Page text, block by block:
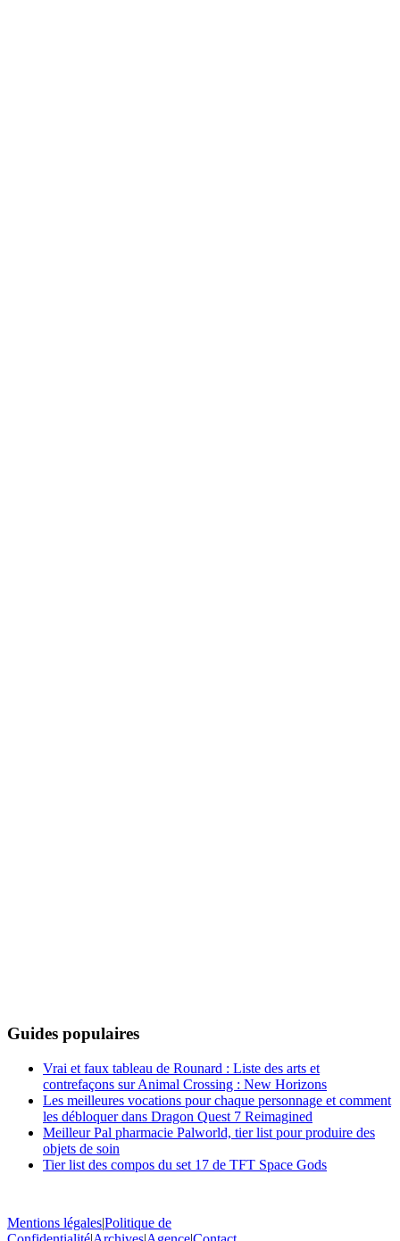
Guides populaires
Vrai et faux tableau de Rounard : Liste des arts et
contrefaçons sur Animal Crossing : New Horizons
Les meilleures vocations pour chaque personnage et comment
les débloquer dans Dragon Quest 7 Reimagined
Meilleur Pal pharmacie Palworld, tier list pour produire des
objets de soin
Tier list des compos du set 17 de TFT Space Gods
Mentions légales|Politique de